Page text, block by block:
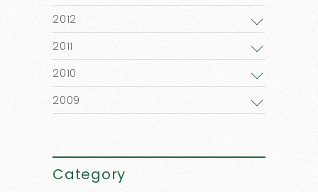
2012
2011
2010
2009
Category